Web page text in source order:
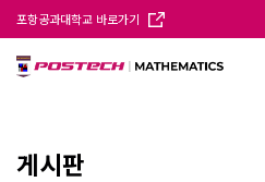
포항공과대학교 바로가기
게시판